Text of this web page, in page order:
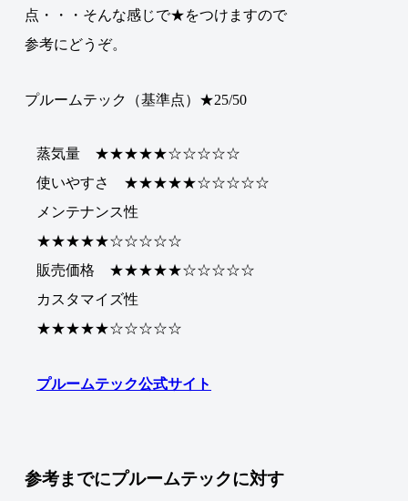
点・・・そんな感じで★をつけますので
参考にどうぞ。
プルームテック（基準点）★25/50
蒸気量 ★★★★★☆☆☆☆☆
使いやすさ ★★★★★☆☆☆☆☆
メンテナンス性
★★★★★☆☆☆☆☆
販売価格 ★★★★★☆☆☆☆☆
カスタマイズ性
★★★★★☆☆☆☆☆
プルームテック公式サイト
参考までにプルームテックに対す